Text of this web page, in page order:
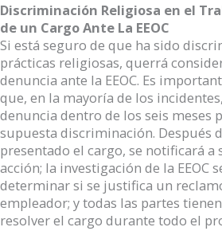
Discriminación Religiosa en el
de un Cargo Ante La EEOC
Si está seguro de que ha sido
prácticas religiosas, querrá
denuncia ante la EEOC. Es
que, en la mayoría de los
denuncia dentro de los seis meses
supuesta discriminación. Después
presentado el cargo, se notificará a
acción; la investigación de la EEOC
determinar si se justifica un
empleador; y todas las partes
resolver el cargo durante todo el